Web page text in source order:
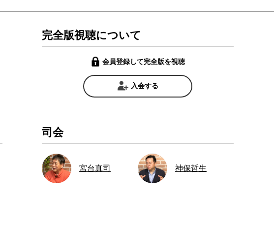
完全版視聴について
会員登録して完全版を視聴
入会する
司会
宮台真司 神保哲生